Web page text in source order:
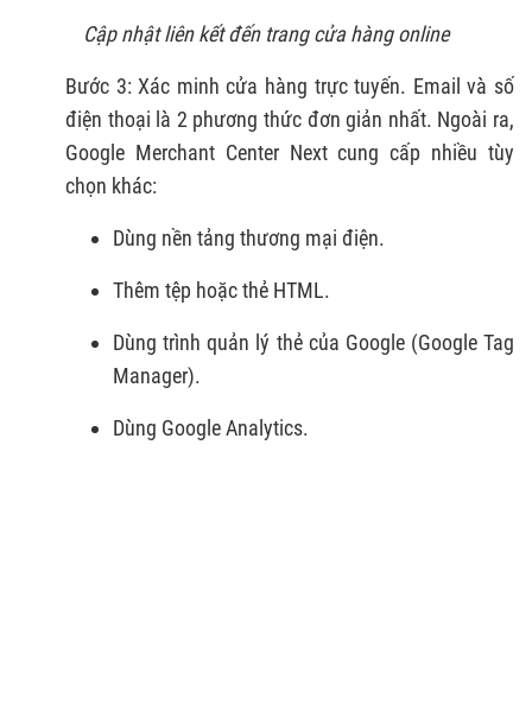
Cập nhật liên kết đến trang cửa hàng online
Bước 3: Xác minh cửa hàng trực tuyến. Email và số
điện thoại là 2 phương thức đơn giản nhất. Ngoài ra,
Google Merchant Center Next cung cấp nhiều tùy
chọn khác:
Dùng nền tảng thương mại điện.
Thêm tệp hoặc thẻ HTML.
Dùng trình quản lý thẻ của Google (Google Tag
Manager).
Dùng Google Analytics.